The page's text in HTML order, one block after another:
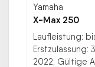
Yamaha
X-Max 250
Laufleistung:
Erstzulassung:
2022; Gültige